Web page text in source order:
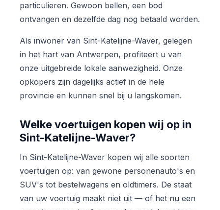
particulieren. Gewoon bellen, een bod
ontvangen en dezelfde dag nog betaald worden.
Als inwoner van Sint-Katelijne-Waver, gelegen
in het hart van Antwerpen, profiteert u van
onze uitgebreide lokale aanwezigheid. Onze
opkopers zijn dagelijks actief in de hele
provincie en kunnen snel bij u langskomen.
Welke voertuigen kopen wij op in
Sint-Katelijne-Waver?
In Sint-Katelijne-Waver kopen wij alle soorten
voertuigen op: van gewone personenauto's en
SUV's tot bestelwagens en oldtimers. De staat
van uw voertuig maakt niet uit — of het nu een